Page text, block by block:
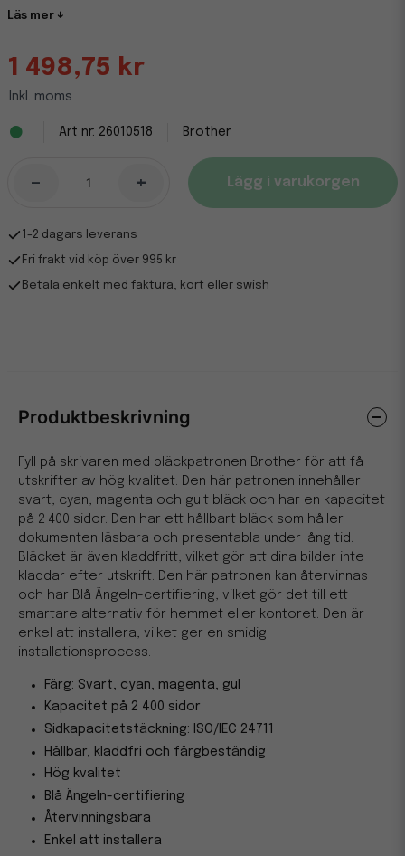
Läs mer ↓
1 498,75 kr
Inkl. moms
26010518 Brother
- + Lägg i varukorgen
1-2 dagars leverans
Fri frakt vid köp över 995 kr
Betala enkelt med faktura, kort eller swish
Produktbeskrivning
Fyll på skrivaren med bläckpatronen Brother för att få
utskrifter av hög kvalitet. Den här patronen innehåller
svart, cyan, magenta och gult bläck och har en kapacitet
på 2 400 sidor. Den har ett hållbart bläck som håller
dokumenten läsbara och presentabla under lång tid.
Bläcket är även kladdfritt, vilket gör att dina bilder inte
kladdar efter utskrift. Den här patronen kan återvinnas
och har Blå Ängeln-certifiering, vilket gör det till ett
smartare alternativ för hemmet eller kontoret. Den är
enkel att installera, vilket ger en smidig
installationsprocess.
Färg: Svart, cyan, magenta, gul
Kapacitet på 2 400 sidor
Sidkapacitetstäckning: ISO/IEC 24711
Hållbar, kladdfri och färgbeständig
Hög kvalitet
Blå Ängeln-certifiering
Återvinningsbara
Enkel att installera